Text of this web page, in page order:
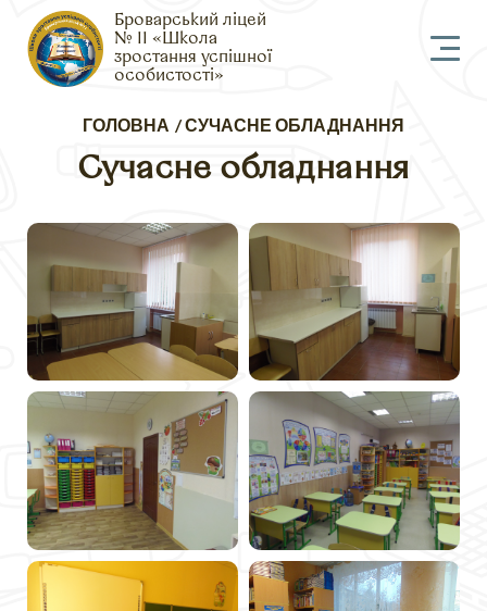
Броварський ліцей
№ 11 «Школа
зростання успішної
особистості»
Рядок
навіґаціїГОЛОВНА СУЧАСНЕ ОБЛАДНАННЯ
Сучасне обладнання